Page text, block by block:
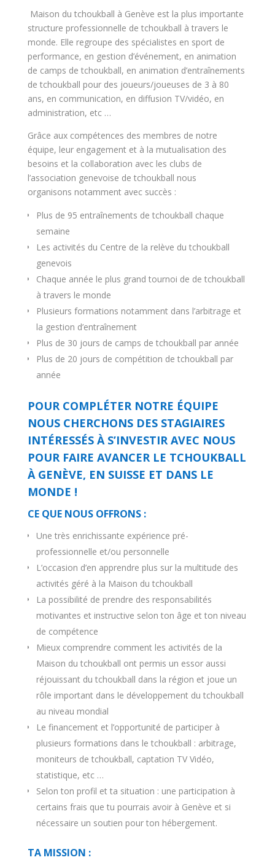
Maison du tchoukball à Genève est la plus importante
structure professionnelle de tchoukball à travers le
monde. Elle regroupe des spécialistes en sport de
performance, en gestion d’événement, en animation
de camps de tchoukball, en animation d’entraînements
de tchoukball pour des joueurs/joueuses de 3 à 80
ans, en communication, en diffusion TV/vidéo, en
administration, etc …
Grâce aux compétences des membres de notre
équipe, leur engagement et à la mutualisation des
besoins et la collaboration avec les clubs de
l’association genevoise de tchoukball nous
organisons notamment avec succès :
Plus de 95 entraînements de tchoukball chaque
semaine
Les activités du Centre de la relève du tchoukball
genevois
Chaque année le plus grand tournoi de de tchoukball
à travers le monde
Plusieurs formations notamment dans l’arbitrage et
la gestion d’entraînement
Plus de 30 jours de camps de tchoukball par année
Plus de 20 jours de compétition de tchoukball par
année
POUR COMPLÉTER NOTRE ÉQUIPE
NOUS CHERCHONS DES STAGIAIRES
INTÉRESSÉS À S’INVESTIR AVEC NOUS
POUR FAIRE AVANCER LE TCHOUKBALL
À GENÈVE, EN SUISSE ET DANS LE
MONDE !
CE QUE NOUS OFFRONS :
Une très enrichissante expérience pré-
professionnelle et/ou personnelle
L’occasion d’en apprendre plus sur la multitude des
activités géré à la Maison du tchoukball
La possibilité de prendre des responsabilités
motivantes et instructive selon ton âge et ton niveau
de compétence
Mieux comprendre comment les activités de la
Maison du tchoukball ont permis un essor aussi
réjouissant du tchoukball dans la région et joue un
rôle important dans le développement du tchoukball
au niveau mondial
Le financement et l’opportunité de participer à
plusieurs formations dans le tchoukball : arbitrage,
moniteurs de tchoukball, captation TV Vidéo,
statistique, etc …
Selon ton profil et ta situation : une participation à
certains frais que tu pourrais avoir à Genève et si
nécessaire un soutien pour ton hébergement.
TA MISSION :